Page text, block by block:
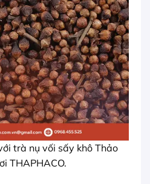
trà nụ vối sấy khô Thảo
THAPHACO.